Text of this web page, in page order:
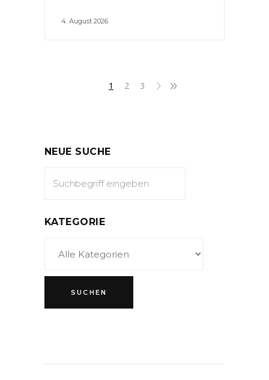
4. August 2026
1 2 3
NEUE SUCHE
KATEGORIE